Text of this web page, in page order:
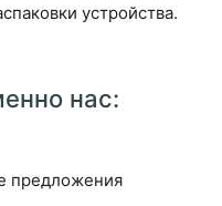
устройства.
нас:
предложения